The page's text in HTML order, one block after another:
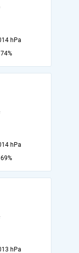
hPa
74%
hPa
69%
hPa